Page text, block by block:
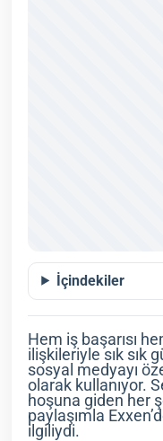
İçindekiler
Hem iş başarısı
ilişkileriyle sık sık
sosyal medyayı
olarak kullanıyor.
hoşuna giden her
paylaşımla
ilgiliydi.